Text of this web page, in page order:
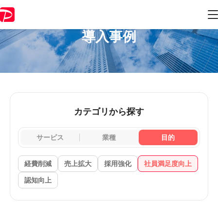
導入事例
カテゴリから探す
サービス 業種 目的
経費削減 売上拡大 採用強化 社員満足度向上
認知向上